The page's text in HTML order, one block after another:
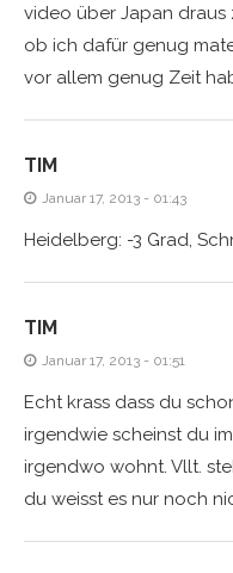
video über Japan draus
ob ich dafür genug
vor allem genug Zeit
TIM
Januar 17, 2013 - 01:43
Heidelberg: -3 Grad,
TIM
Januar 17, 2013 - 01:51
Echt krass dass du
irgendwie scheinst du
irgendwo wohnt. Vllt.
du weisst es nur noch